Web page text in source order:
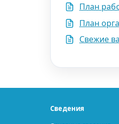
План
План
Свежие
Сведения